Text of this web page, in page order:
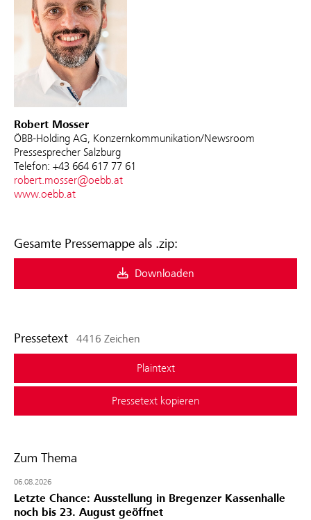
Robert Mosser
ÖBB-Holding AG, Konzernkommunikation/Newsroom
Pressesprecher Salzburg
Telefon: +43 664 617 77 61
robert.mosser@oebb.at
www.oebb.at
Gesamte Pressemappe als .zip:
Downloaden
Pressetext 4416 Zeichen
Plaintext
Pressetext kopieren
Zum Thema
06.08.2026
Letzte Chance: Ausstellung in Bregenzer Kassenhalle
noch bis 23. August geöffnet